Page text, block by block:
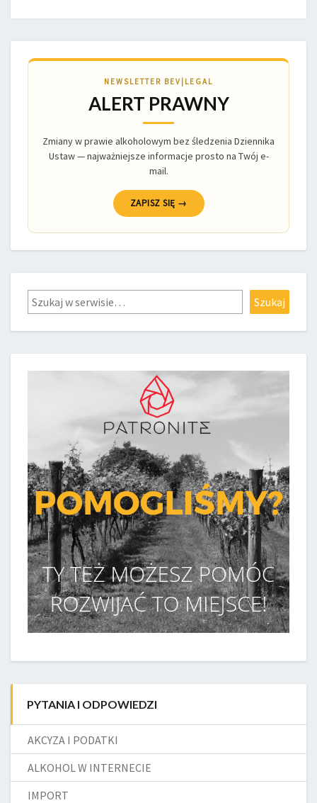
NEWSLETTER BEV|LEGAL
ALERT PRAWNY
Zmiany w prawie alkoholowym bez śledzenia Dziennika
Ustaw — najważniejsze informacje prosto na Twój e-
mail.
ZAPISZ SIĘ →
Szukaj Szukaj
PYTANIA I ODPOWIEDZI
AKCYZA I PODATKI
ALKOHOL W INTERNECIE
IMPORT